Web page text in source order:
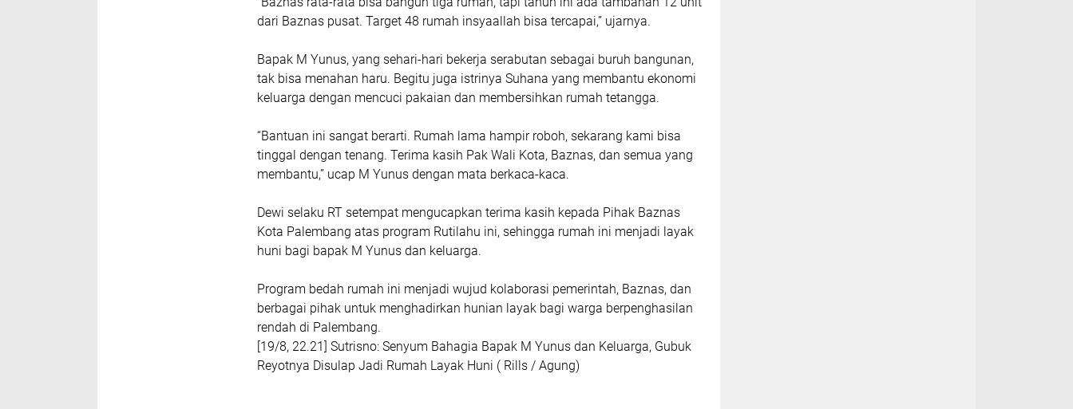
dari Baznas pusat. Target 48 rumah insyaallah bisa tercapai,” ujarnya.
Bapak M Yunus, yang sehari-hari bekerja serabutan sebagai buruh bangunan,
tak bisa menahan haru. Begitu juga istrinya Suhana yang membantu ekonomi
keluarga dengan mencuci pakaian dan membersihkan rumah tetangga.
“Bantuan ini sangat berarti. Rumah lama hampir roboh, sekarang kami bisa
tinggal dengan tenang. Terima kasih Pak Wali Kota, Baznas, dan semua yang
membantu,” ucap M Yunus dengan mata berkaca-kaca.
Dewi selaku RT setempat mengucapkan terima kasih kepada Pihak Baznas
Kota Palembang atas program Rutilahu ini, sehingga rumah ini menjadi layak
huni bagi bapak M Yunus dan keluarga.
Program bedah rumah ini menjadi wujud kolaborasi pemerintah, Baznas, dan
berbagai pihak untuk menghadirkan hunian layak bagi warga berpenghasilan
rendah di Palembang.
[19/8, 22.21] Sutrisno: Senyum Bahagia Bapak M Yunus dan Keluarga, Gubuk
Reyotnya Disulap Jadi Rumah Layak Huni ( Rills / Agung)